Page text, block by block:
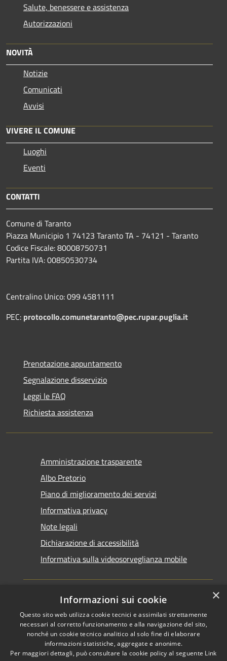
Salute, benessere e assistenza
Autorizzazioni
NOVITÀ
Notizie
Comunicati
Avvisi
VIVERE IL COMUNE
Luoghi
Eventi
CONTATTI
Comune di Taranto
Piazza Municipio 1 74123 Taranto TA - 74121 - Taranto
Codice Fiscale: 80008750731
Partita IVA: 00850530734
Centralino Unico: 099 4581111
PEC: protocollo.comunetaranto@pec.rupar.puglia.it
Prenotazione appuntamento
Segnalazione disservizio
Leggi le FAQ
Richiesta assistenza
Amministrazione trasparente
Albo Pretorio
Piano di miglioramento dei servizi
Informativa privacy
Note legali
Dichiarazione di accessibilità
Informativa sulla videosorveglianza mobile
RSS
Accessibilità
Copyright © 2026 • Comune di
Taranto • Powered by
Municipium•Accesso
×
Informazioni sui cookie
Questo sito web utilizza cookie tecnici e assimilati strettamente
necessari al corretto funzionamento e alla navigazione del sito,
nonché un cookie tecnico analitico al solo fine di elaborare
informazioni statistiche, aggregate e anonime.
Per maggiori dettagli, può consultare la cookie policy al seguente Link